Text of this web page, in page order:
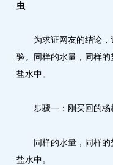
虫
为求证网友的结论，
验。同样的水量，同样
盐水中。
步骤一：刚买回的杨
同样的水量，同样的
盐水中。